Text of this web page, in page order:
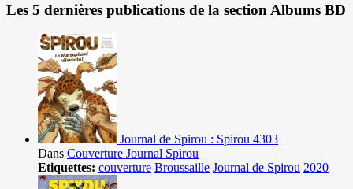
Les 5 dernières publications de la section Albums BD
Journal de Spirou : Spirou 4303
Dans Couverture Journal Spirou
Etiquettes: couverture Broussaille Journal de Spirou 2020